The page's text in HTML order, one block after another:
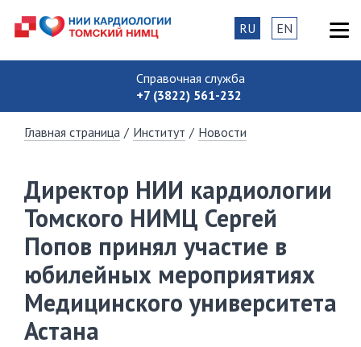
Справочная служба
+7 (3822) 561-232
RU EN
Главная страница / Институт / Новости
Директор НИИ кардиологии
Томского НИМЦ Сергей
Попов принял участие в
юбилейных мероприятиях
Медицинского университета
Астана